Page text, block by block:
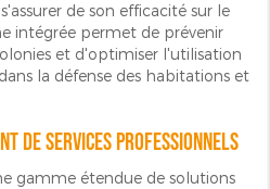
de son efficacité sur le
intégrée permet de prévenir
et d'optimiser l'utilisation
la défense des habitations et
de services professionnels
gamme étendue de solutions